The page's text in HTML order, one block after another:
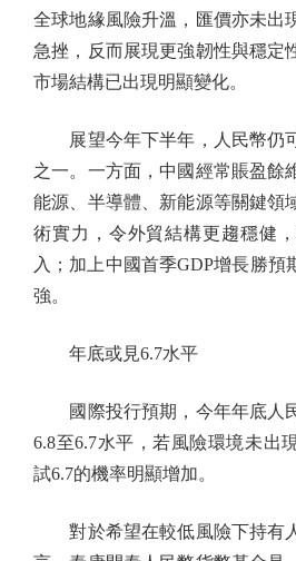
全球地緣風險升溫，匯價亦未出
急挫，反而展現更強韌性與穩定
市場結構已出現明顯變化。
展望今年下半年，人民幣仍
之一。一方面，中國經常賬盈餘
能源、半導體、新能源等關鍵領
術實力，令外貿結構更趨穩健
入；加上中國首季GDP增長勝預
強。
年底或見6.7水平
國際投行預期，今年年底人
6.8至6.7水平，若風險環境未出
試6.7的機率明顯增加。
對於希望在較低風險下持有